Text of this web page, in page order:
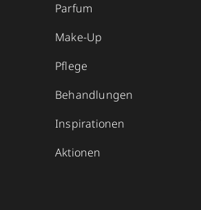
Parfum
Make-Up
Pflege
Behandlungen
Inspirationen
Aktionen